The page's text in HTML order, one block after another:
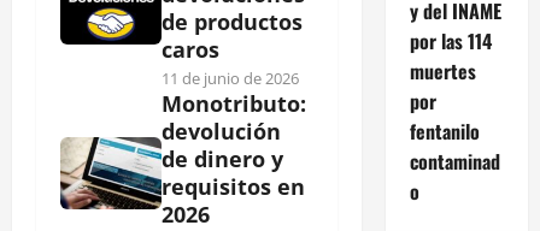
de productos
caros
11 de junio de 2026
Monotributo:
devolución
de dinero y
requisitos en
2026
y del INAME
por las 114
muertes
por
fentanilo
contaminad
o